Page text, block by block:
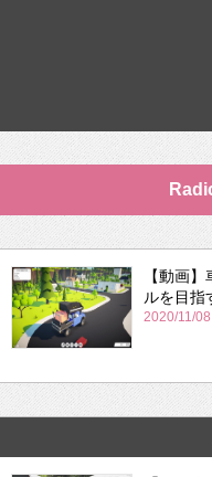
【動画
ルを目指
2020/11/